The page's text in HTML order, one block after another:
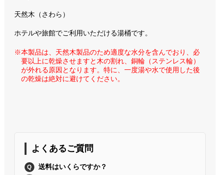
天然木（さわら）
ホテルや旅館でご利用いただける湯桶です。
※本製品は、天然木製品のため適度な水分を含んでおり、必
要以上に乾燥させますと木の割れ、銅輪（ステンレス輪）
が外れる原因となります。特に、一度湯や水で使用した後
の乾燥は絶対に避けてください。
よくあるご質問
送料はいくらですか？